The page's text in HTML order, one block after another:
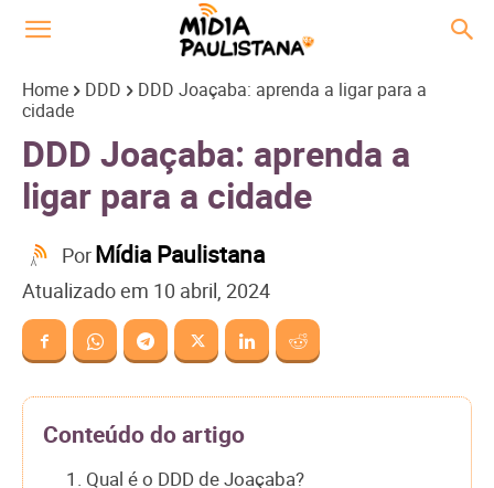
Home DDD
DDD Joaçaba: aprenda a ligar para a
cidade
DDD Joaçaba: aprenda a
ligar para a cidade
PorMídia Paulistana
Atualizado em 10 abril, 2024
Conteúdo do artigo
1. Qual é o DDD de Joaçaba?